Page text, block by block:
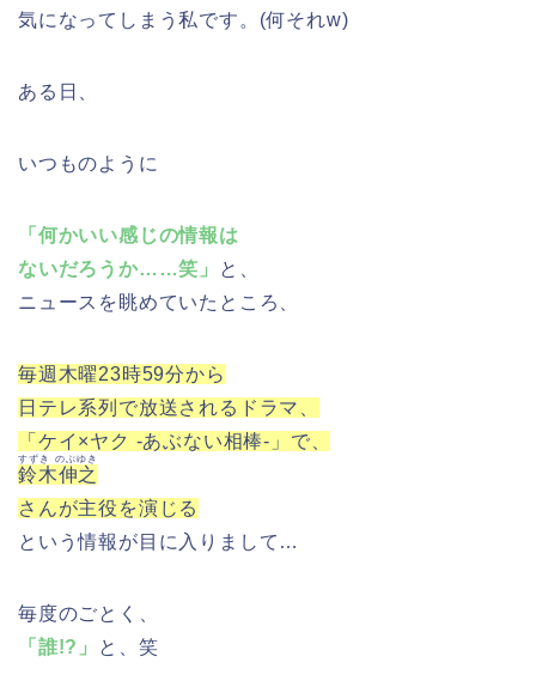
気になってしまう私です。(何それw)
ある日、
いつものように
「何かいい感じの情報は
ないだろうか……笑」
と、
ニュースを眺めていたところ、
毎週木曜23時59分から
日テレ系列で放送されるドラマ、
「ケイ×ヤク -あぶない相棒-」で、
鈴木伸之
すずき のぶゆき
さんが主役を演じる
という情報が目に入りまして…
毎度のごとく、
「誰!?」
と、笑